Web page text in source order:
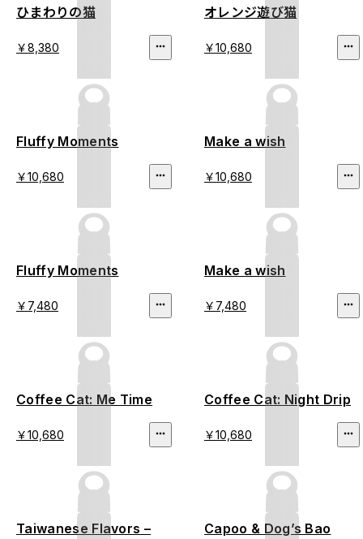
ひまわりの猫
￥8,380
オレンジ遊び猫
￥10,680
Fluffy Moments
￥10,680
Make a wish
￥10,680
Fluffy Moments
￥7,480
Make a wish
￥7,480
Coffee Cat: Me Time
￥10,680
Coffee Cat: Night Drip
￥10,680
Taiwanese Flavors –
Capoo & Dog’s Bao